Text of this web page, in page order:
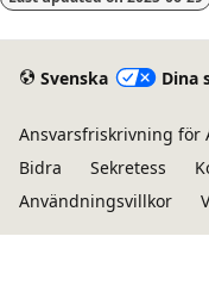
Svenska Dina
Ansvarsfriskrivning för
Bidra
Sekretess
Användningsvillkor